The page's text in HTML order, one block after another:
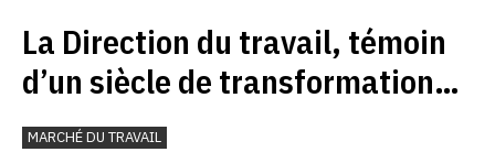
La Direction du travail, témoin
d’un siècle de transformations
sociales
MARCHÉ DU TRAVAIL